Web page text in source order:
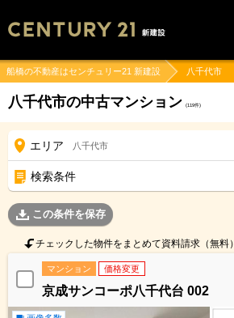
船橋の不動産はセンチュリー21 新建設 八千代市
八千代市の中古マンション (119件)
エリア 八千代市
検索条件
この条件を保存
チェックした物件をまとめて資料請求（無料）
マンション 価格変更
京成サンコーポ八千代台 002